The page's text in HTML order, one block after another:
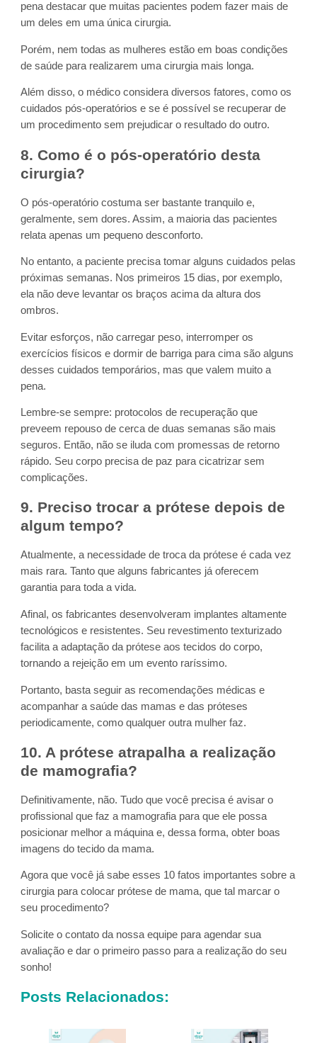
pena destacar que muitas pacientes podem fazer mais de
um deles em uma única cirurgia.
Porém, nem todas as mulheres estão em boas condições
de saúde para realizarem uma cirurgia mais longa.
Além disso, o médico considera diversos fatores, como os
cuidados pós-operatórios e se é possível se recuperar de
um procedimento sem prejudicar o resultado do outro.
8. Como é o pós-operatório desta
cirurgia?
O pós-operatório costuma ser bastante tranquilo e,
geralmente, sem dores. Assim, a maioria das pacientes
relata apenas um pequeno desconforto.
No entanto, a paciente precisa tomar alguns cuidados pelas
próximas semanas. Nos primeiros 15 dias, por exemplo,
ela não deve levantar os braços acima da altura dos
ombros.
Evitar esforços, não carregar peso, interromper os
exercícios físicos e dormir de barriga para cima são alguns
desses cuidados temporários, mas que valem muito a
pena.
Lembre-se sempre: protocolos de recuperação que
preveem repouso de cerca de duas semanas são mais
seguros. Então, não se iluda com promessas de retorno
rápido. Seu corpo precisa de paz para cicatrizar sem
complicações.
9. Preciso trocar a prótese depois de
algum tempo?
Atualmente, a necessidade de troca da prótese é cada vez
mais rara. Tanto que alguns fabricantes já oferecem
garantia para toda a vida.
Afinal, os fabricantes desenvolveram implantes altamente
tecnológicos e resistentes. Seu revestimento texturizado
facilita a adaptação da prótese aos tecidos do corpo,
tornando a rejeição em um evento raríssimo.
Portanto, basta seguir as recomendações médicas e
acompanhar a saúde das mamas e das próteses
periodicamente, como qualquer outra mulher faz.
10. A prótese atrapalha a realização
de mamografia?
Definitivamente, não. Tudo que você precisa é avisar o
profissional que faz a mamografia para que ele possa
posicionar melhor a máquina e, dessa forma, obter boas
imagens do tecido da mama.
Agora que você já sabe esses 10 fatos importantes sobre a
cirurgia para colocar prótese de mama, que tal marcar o
seu procedimento?
Solicite o contato da nossa equipe para agendar sua
avaliação e dar o primeiro passo para a realização do seu
sonho!
Posts Relacionados: